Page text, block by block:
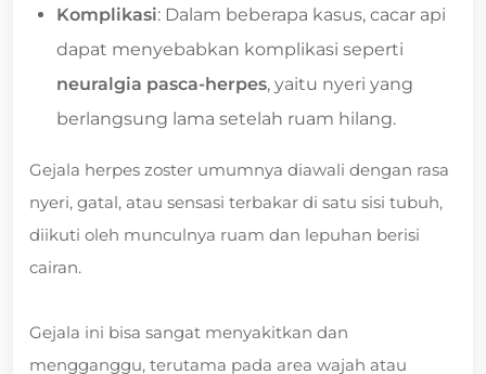
Komplikasi: Dalam beberapa kasus, cacar api
dapat menyebabkan komplikasi seperti
neuralgia pasca-herpes, yaitu nyeri yang
berlangsung lama setelah ruam hilang.
Gejala herpes zoster umumnya diawali dengan rasa
nyeri, gatal, atau sensasi terbakar di satu sisi tubuh,
diikuti oleh munculnya ruam dan lepuhan berisi
cairan.
Gejala ini bisa sangat menyakitkan dan
mengganggu, terutama pada area wajah atau